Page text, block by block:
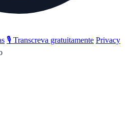
🎙️ Transcreva gratuitamente Privacy